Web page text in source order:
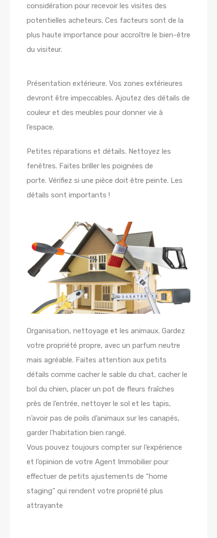
considération pour recevoir les visites des
potentielles acheteurs. Ces facteurs sont de la
plus haute importance pour accroître le bien-être
du visiteur.
Présentation extérieure. Vos zones extérieures
devront être impeccables. Ajoutez des détails de
couleur et des meubles pour donner vie à
l’espace.
Petites réparations et détails. Nettoyez les
fenêtres. Faites briller les poignées de
porte. Vérifiez si une pièce doit être peinte. Les
détails sont importants !
Organisation, nettoyage et les animaux. Gardez
votre propriété propre, avec un parfum neutre
mais agréable. Faites attention aux petits
détails comme cacher le sable du chat, cacher le
bol du chien, placer un pot de fleurs fraîches
près de l’entrée, nettoyer le sol et les tapis,
n’avoir pas de poils d’animaux sur les canapés,
garder l’habitation bien rangé.
Vous pouvez toujours compter sur l’expérience
et l’opinion de votre Agent Immobilier pour
effectuer de petits ajustements de “home
staging” qui rendent votre propriété plus
attrayante